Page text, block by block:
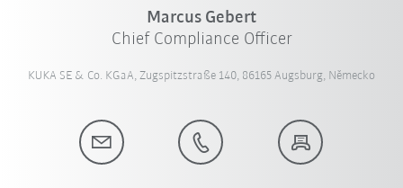
Marcus Gebert
Chief Compliance Officer
KUKA SE & Co. KGaA, Zugspitzstraße 140, 86165 Augsburg, Německo